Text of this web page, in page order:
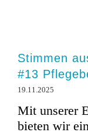
Stimmen
#13
19.11.2025
Mit unserer
bieten wir